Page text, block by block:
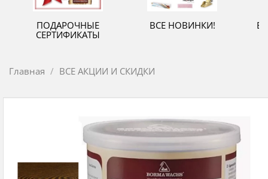
ПОДАРОЧНЫЕ
СЕРТИФИКАТЫ
ВСЕ НОВИНКИ!
Главная ВСЕ АКЦИИ И СКИДКИ